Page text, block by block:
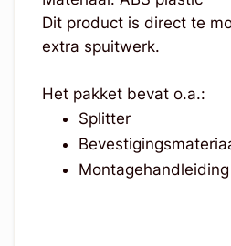
Dit product is direct te
extra spuitwerk.
Het pakket bevat o.a.:
Splitter
Montagehandleiding